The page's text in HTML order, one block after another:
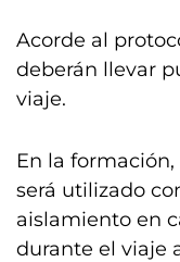
Acorde al
deberán llevar
viaje.
En la
será utilizado
aislamiento en
durante el viaje